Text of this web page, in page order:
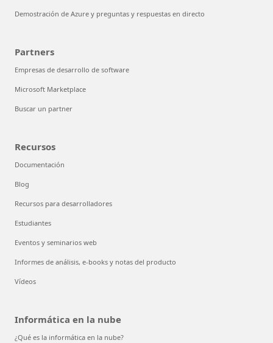
Demostración de Azure y preguntas y respuestas en directo
Partners
Empresas de desarrollo de software
Microsoft Marketplace
Buscar un partner
Recursos
Documentación
Blog
Recursos para desarrolladores
Estudiantes
Eventos y seminarios web
Informes de análisis, e-books y notas del producto
Vídeos
Informática en la nube
¿Qué es la informática en la nube?